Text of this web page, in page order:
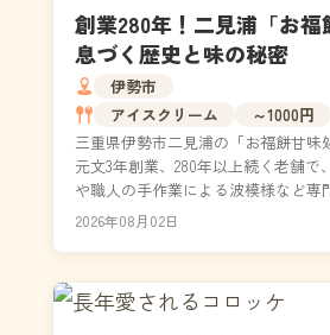
創業280年！二見浦「お福
息づく歴史と味の秘密
伊勢市
アイスクリーム
～1000円
三重県伊勢市二見浦の「お福餅甘味
元文3年創業、280年以上続く老舗で
や職人の手作業による波模様など専
紹介。実食したお福アイスマックや
2026年08月02日